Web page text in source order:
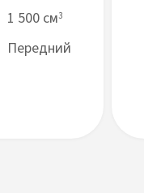
1 500 см3
Передний